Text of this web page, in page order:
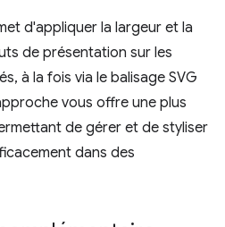
d'appliquer la largeur et la
de présentation sur les
à la fois via le balisage SVG
vous offre une plus
de gérer et de styliser
dans des